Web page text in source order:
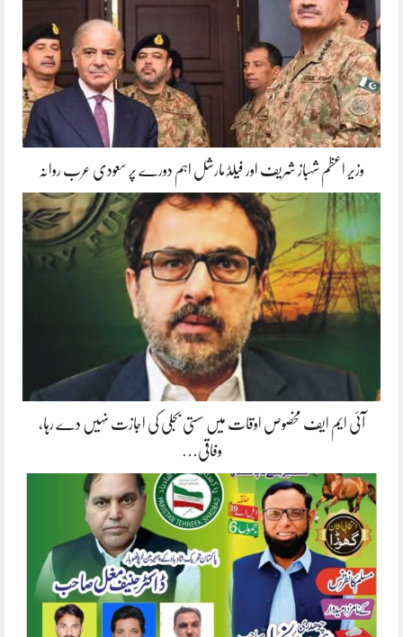
وزیر اعظم شہباز شریف اور فیلڈ مارشل اہم دورے پر سعودی عرب روانہ
آئی ایم ایف مخصوص اوقات میں سستی بجلی کی اجازت نہیں دے رہا،
وفاقی…